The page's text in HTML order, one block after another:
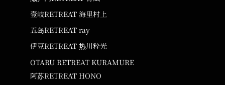
壹岐RETREAT 海里村上
五岛RETREAT ray
伊豆RETREAT 热川粋光
OTARU RETREAT KURAMURE
阿苏RETREAT HONO